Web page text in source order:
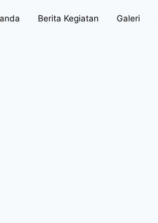
Berita Kegiatan Galeri